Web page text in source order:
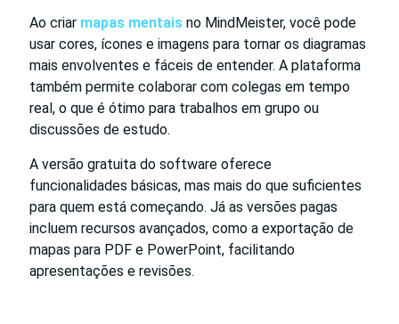
Ao criar mapas mentais no MindMeister, você pode
usar cores, ícones e imagens para tornar os diagramas
mais envolventes e fáceis de entender. A plataforma
também permite colaborar com colegas em tempo
real, o que é ótimo para trabalhos em grupo ou
discussões de estudo.
A versão gratuita do software oferece
funcionalidades básicas, mas mais do que suficientes
para quem está começando. Já as versões pagas
incluem recursos avançados, como a exportação de
mapas para PDF e PowerPoint, facilitando
apresentações e revisões.